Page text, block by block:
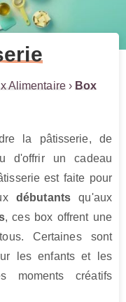
Alimentaire› Box
la pâtisserie, de
d'offrir un cadeau
est faite pour
débutants qu'aux
, ces box offrent une
Certaines sont
les enfants et les
moments créatifs